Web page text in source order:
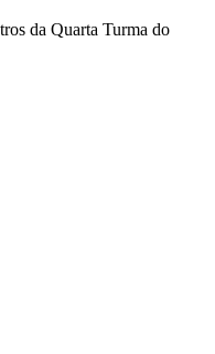
da Quarta Turma do